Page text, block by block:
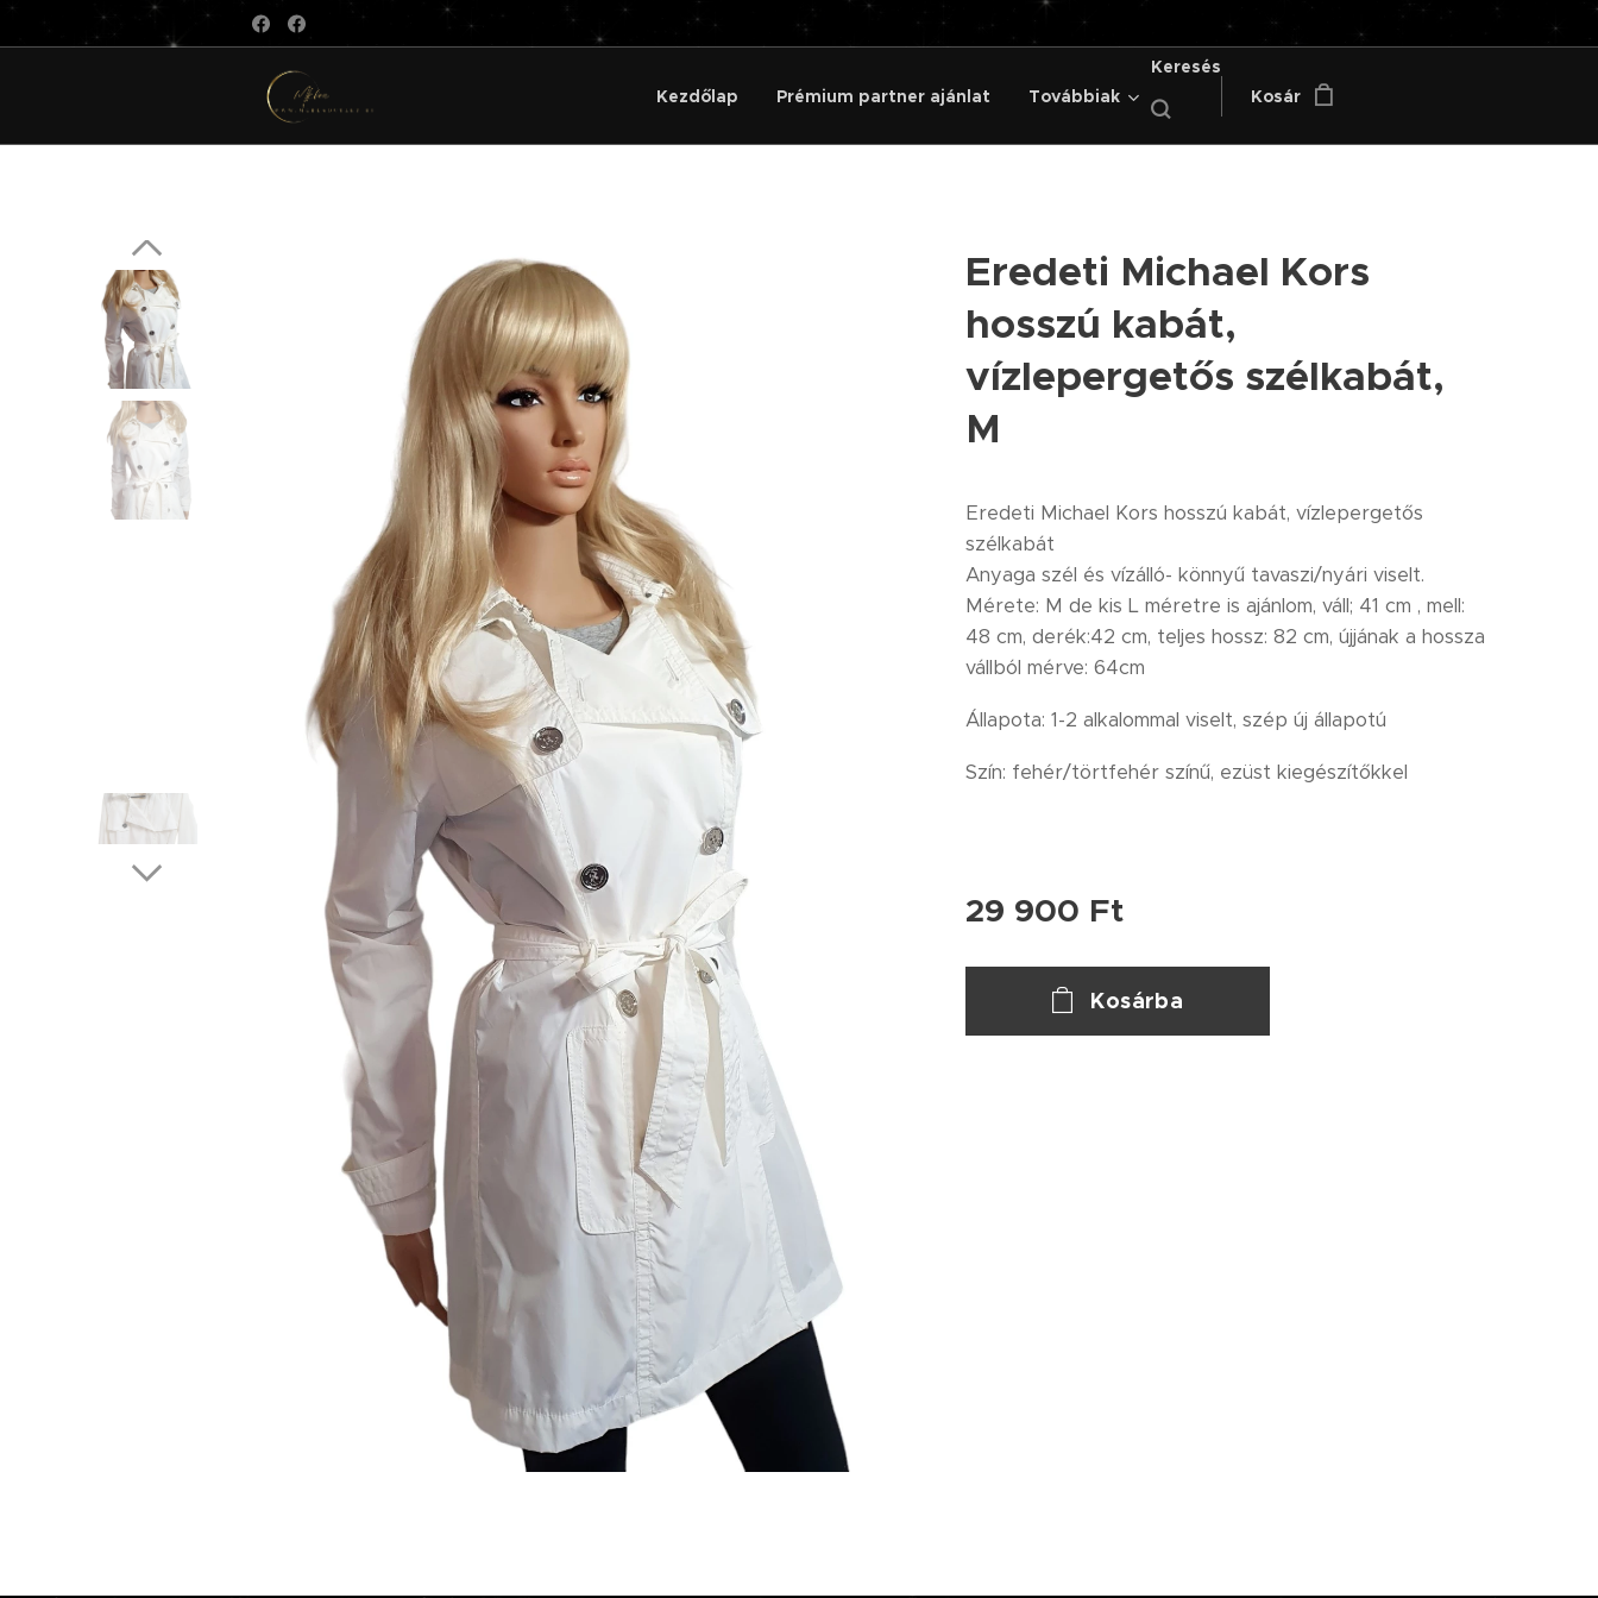
Kezdőlap Prémium partner ajánlat Továbbiak
Keresés
Kosár
Eredeti Michael Kors
hosszú kabát,
vízlepergetős szélkabát,
M
Eredeti Michael Kors hosszú kabát, vízlepergetős
szélkabát
Anyaga szél és vízálló- könnyű tavaszi/nyári viselt.
Mérete: M de kis L méretre is ajánlom, váll; 41 cm , mell:
48 cm, derék:42 cm, teljes hossz: 82 cm, újjának a hossza
vállból mérve: 64cm
Állapota: 1-2 alkalommal viselt, szép új állapotú
Szín: fehér/törtfehér színű, ezüst kiegészítőkkel
29 900 Ft
Kosárba